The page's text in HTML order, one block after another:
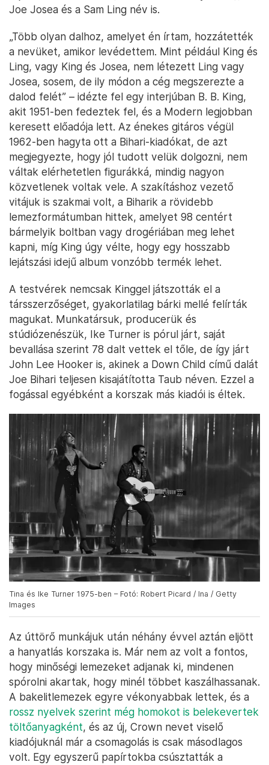
Joe Josea és a Sam Ling név is.
„Több olyan dalhoz, amelyet én írtam, hozzátették
a nevüket, amikor levédettem. Mint például King és
Ling, vagy King és Josea, nem létezett Ling vagy
Josea, sosem, de ily módon a cég megszerezte a
dalod felét” – idézte fel egy interjúban B. B. King,
akit 1951-ben fedeztek fel, és a Modern legjobban
keresett előadója lett. Az énekes gitáros végül
1962-ben hagyta ott a Bihari-kiadókat, de azt
megjegyezte, hogy jól tudott velük dolgozni, nem
váltak elérhetetlen figurákká, mindig nagyon
közvetlenek voltak vele. A szakításhoz vezető
vitájuk is szakmai volt, a Biharik a rövidebb
lemezformátumban hittek, amelyet 98 centért
bármelyik boltban vagy drogériában meg lehet
kapni, míg King úgy vélte, hogy egy hosszabb
lejátszási idejű album vonzóbb termék lehet.
A testvérek nemcsak Kinggel játszották el a
társszerzőséget, gyakorlatilag bárki mellé felírták
magukat. Munkatársuk, producerük és
stúdiózenészük, Ike Turner is pórul járt, saját
bevallása szerint 78 dalt vettek el tőle, de így járt
John Lee Hooker is, akinek a Down Child című dalát
Joe Bihari teljesen kisajátította Taub néven. Ezzel a
fogással egyébként a korszak más kiadói is éltek.
Tina és Ike Turner 1975-ben – Fotó: Robert Picard / Ina / Getty
Images
Az úttörő munkájuk után néhány évvel aztán eljött
a hanyatlás korszaka is. Már nem az volt a fontos,
hogy minőségi lemezeket adjanak ki, mindenen
spórolni akartak, hogy minél többet kaszálhassanak.
A bakelitlemezek egyre vékonyabbak lettek, és a
rossz nyelvek szerint még homokot is belekevertek
töltőanyagként, és az új, Crown nevet viselő
kiadójuknál már a csomagolás is csak másodlagos
volt. Egy egyszerű papírtokba csúsztatták a